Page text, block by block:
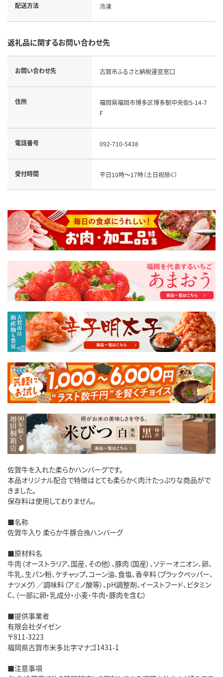
配送方法 冷凍
返礼品に関するお問い合わせ先
お問い合わせ先 古賀市ふるさと納税運営窓口
住所
福岡県福岡市博多区博多駅中央街5-14-7
F
電話番号 092-710-5438
受付時間 平日10時～17時（土日祝除く）
佐賀牛を入れた柔らかハンバーグです。
本品オリジナル配合で特徴はとても柔らかく肉汁たっぷりな商品がで
きました。
保存料は使用しておりません。
■名称
佐賀牛入り 柔らか牛豚合挽ハンバーグ
■原材料名
牛肉（オーストラリア、国産、その他）、豚肉（国産）、ソテーオニオン、卵、
牛乳、生パン粉、ケチャップ、コーン油、食塩、香辛料（ブラックペッパー、
ナツメグ）／調味料（アミノ酸等）、pH調整剤、イーストフード、ビタミン
C、（一部に卵・乳成分・小麦・牛肉・豚肉を含む）
■提供事業者
有限会社ダイゼン
〒811-3223
福岡県古賀市米多比字マナゴ1431-1
■注意事項